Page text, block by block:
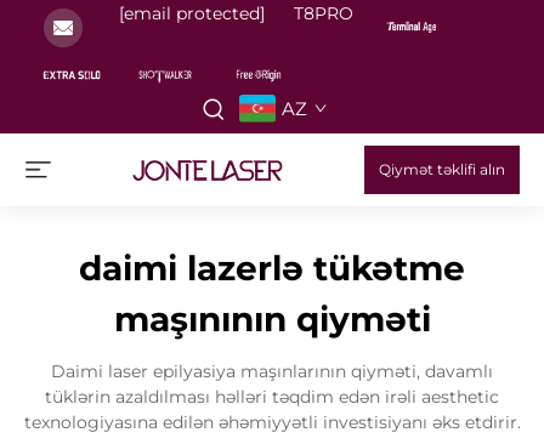
[email protected] T8PRO
AZ
Qiymət təklifi alın
daimi lazerlə tükətme
maşınının qiyməti
Daimi laser epilyasiya maşınlarının qiyməti, davamlı
tüklərin azaldılması həlləri təqdim edən irəli aesthetic
texnologiyasına edilən əhəmiyyətli investisiyanı əks etdirir.